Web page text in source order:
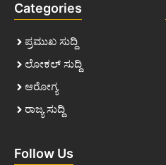
Categories
ಪ್ರಮುಖ ಸುದ್ದಿ
ಲೋಕಲ್ ಸುದ್ದಿ
ಆರೋಗ್ಯ
ರಾಜ್ಯ ಸುದ್ದಿ
Follow Us